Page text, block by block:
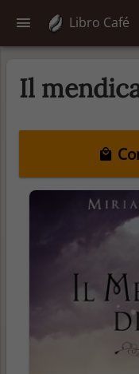
Libro Café
Il